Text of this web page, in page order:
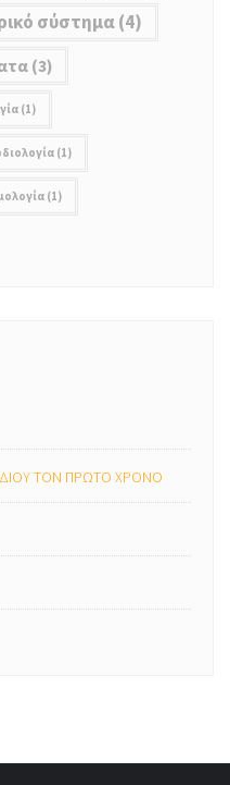
σύστημα(4)
(3)
(1)
(1)
(1)
ΤΟΝ ΠΡΩΤΟ ΧΡΟΝΟ